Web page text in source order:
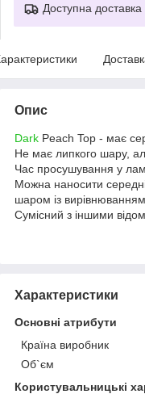
Доступна доставка
Опис
Dark Peach Top - має
Не має липкого шару,
Час просушування у
Можна наносити
шаром із
Сумісний з іншими
Характеристики
Основні атрибути
Країна виробник
Об`єм
Користувальницькі